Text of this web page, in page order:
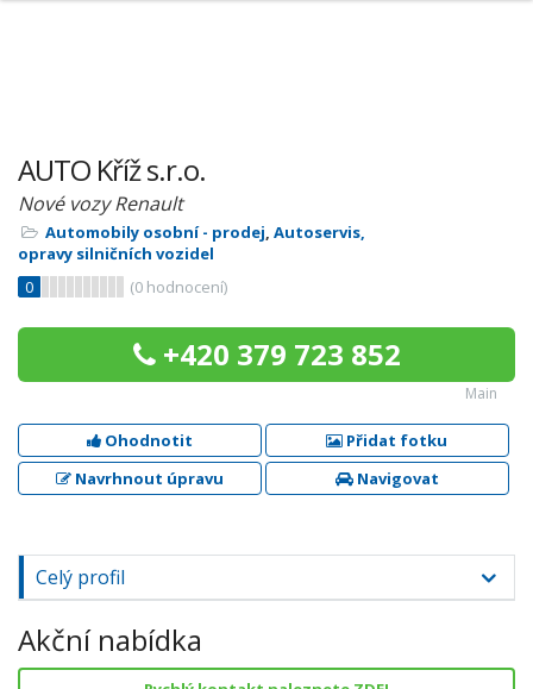
AUTO Kříž s.r.o.
Nové vozy Renault
Automobily osobní - prodej, Autoservis,
opravy silničních vozidel
0
(0 hodnocení)
+420 379 723 852
Main
Ohodnotit
Přidat fotku
Navrhnout úpravu
Navigovat
Celý profil
Akční nabídka